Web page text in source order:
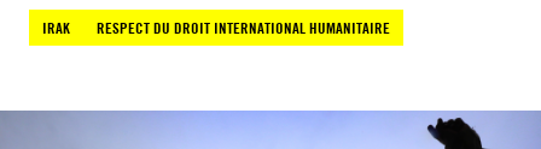
IRAK
RESPECT DU DROIT INTERNATIONAL HUMANITAIRE